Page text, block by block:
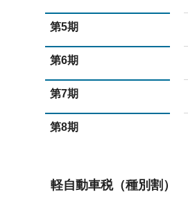
第5期
第6期
第7期
第8期
軽自動車税（種別割）